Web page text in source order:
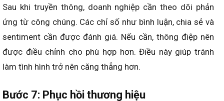
Sau khi truyền thông, doanh nghiệp cần theo dõi phản
ứng từ công chúng. Các chỉ số như bình luận, chia sẻ và
sentiment cần được đánh giá. Nếu cần, thông điệp nên
được điều chỉnh cho phù hợp hơn. Điều này giúp tránh
làm tình hình trở nên căng thẳng hơn.
Bước 7: Phục hồi thương hiệu